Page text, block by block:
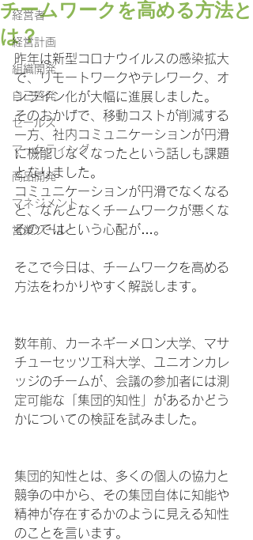
経営者
経営計画
組織開発
自己啓発
セールス
マーケティング
商品開発
マネジメント
営業ツール
チームワークを高める方法と
は？
昨年は新型コロナウイルスの感染拡大
で、リモートワークやテレワーク、オ
ンライン化が大幅に進展しました。
そのおかげで、移動コストが削減する
一方、社内コミュニケーションが円滑
に機能しなくなったという話しも課題
となりました。
コミュニケーションが円滑でなくなる
と、なんとなくチームワークが悪くな
るのではという心配が…。
そこで今日は、チームワークを高める
方法をわかりやすく解説します。
数年前、カーネギーメロン大学、マサ
チューセッツ工科大学、ユニオンカレ
ッジのチームが、会議の参加者には測
定可能な「集団的知性」があるかどう
かについての検証を試みました。
集団的知性とは、多くの個人の協力と
競争の中から、その集団自体に知能や
精神が存在するかのように見える知性
のことを言います。